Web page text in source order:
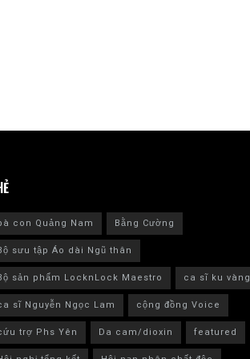
con Quảng Nam
Bằng Cường
sưu tập Áo dài Ngũ thân
sản phẩm LocknLock Maestro
ca sĩ ku vàng
sĩ Nguyễn Ngọc Lam
cộng đồng Voice
trợ Phs Yên
Da cam/dioxin
featured